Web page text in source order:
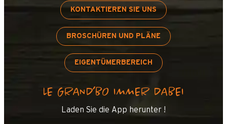
KONTAKTIEREN SIE UNS
BROSCHÜREN UND PLÄNE
EIGENTÜMERBEREICH
LE GRAND’BO IMMER DABEI
Laden Sie die App herunter !